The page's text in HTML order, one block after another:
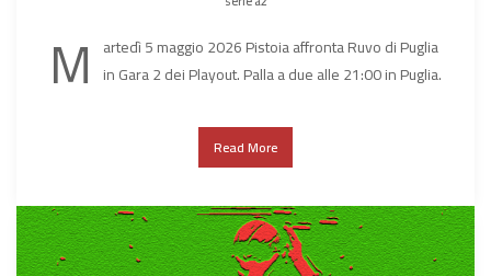
M artedì 5 maggio 2026 Pistoia affronta Ruvo di Puglia
in Gara 2 dei Playout. Palla a due alle 21:00 in Puglia.
Read More